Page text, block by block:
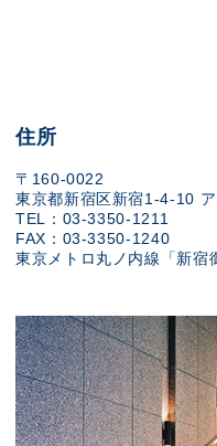
住所
〒160-0022
東京都新宿区新宿1-4-10
TEL：03-3350-1211
FAX：03-3350-1240
東京メトロ丸ノ内線「新宿